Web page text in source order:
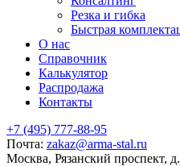
Резка и гибка
Быстрая
О нас
Справочник
Калькулятор
Распродажа
Контакты
+7 (495) 777-88-95
Почта: zakaz@arma-stal.ru
Москва, Рязанский проспект,